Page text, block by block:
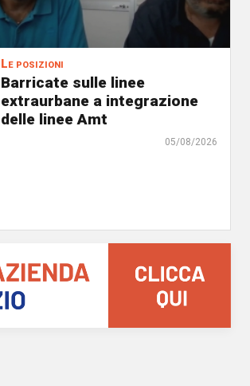
Le posizioni
Barricate sulle linee
extraurbane a integrazione
delle linee Amt
05/08/2026